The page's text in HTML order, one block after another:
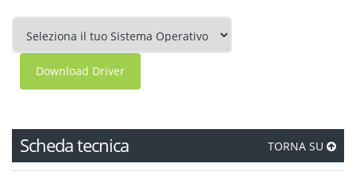
Download Driver
Scheda tecnica TORNA SU